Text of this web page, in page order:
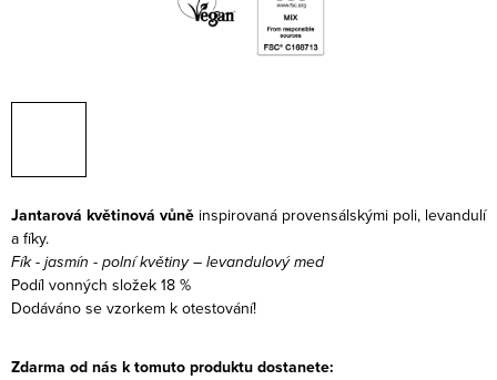
Jantarová květinová vůně inspirovaná provensálskými poli, levandulí
a fíky.
Fík - jasmín - polní květiny – levandulový med
Podíl vonných složek 18 %
Dodáváno se vzorkem k otestování!
Zdarma od nás k tomuto produktu dostanete: